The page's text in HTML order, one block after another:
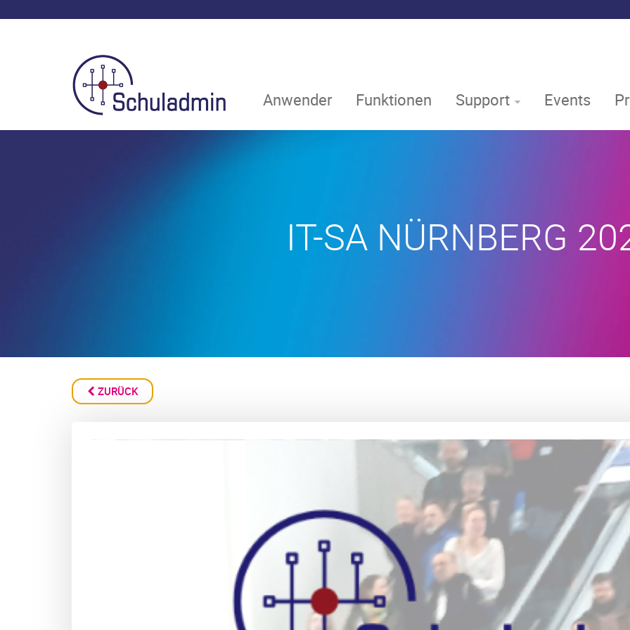
Anwender Funktionen Support Events
IT-SA NÜRNBERG
ZURÜCK